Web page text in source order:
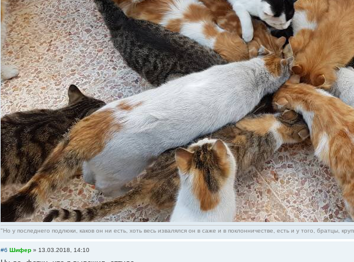
"Но у последнего подлюки, каков он ни есть, хоть весь извалялся он в саже и в поклонничестве, есть и у того, братцы,
#6 Шифер » 13.03.2018, 14:10